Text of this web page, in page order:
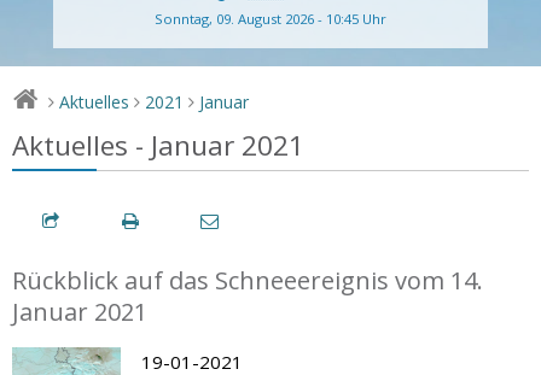
Sonntag, 09. August 2026 - 10:45 Uhr
> Aktuelles > 2021 > Januar
Aktuelles - Januar 2021
Rückblick auf das Schneeereignis vom 14.
Januar 2021
19-01-2021